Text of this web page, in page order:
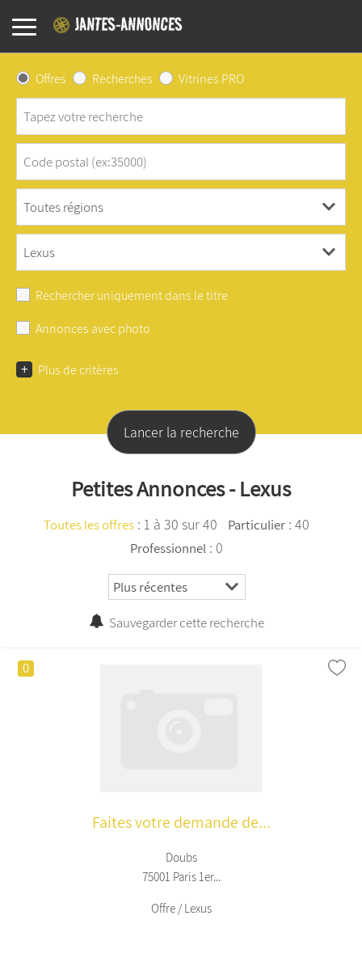
Offres Recherches Vitrines PRO
Rechercher uniquement dans le titre
Annonces avec photo
+ Plus de critères
Petites Annonces - Lexus
Toutes les offres : 1 à 30 sur 40 Particulier : 40
Professionnel : 0
Sauvegarder cette recherche
0
Faites votre demande de...
Doubs
75001 Paris 1er...
Offre / Lexus